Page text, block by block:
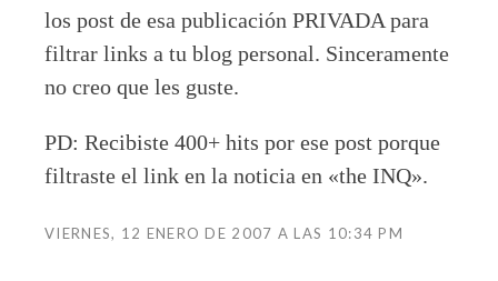
los post de esa publicación PRIVADA para
filtrar links a tu blog personal. Sinceramente
no creo que les guste.
PD: Recibiste 400+ hits por ese post porque
filtraste el link en la noticia en «the INQ».
VIERNES, 12 ENERO DE 2007 A LAS 10:34 PM